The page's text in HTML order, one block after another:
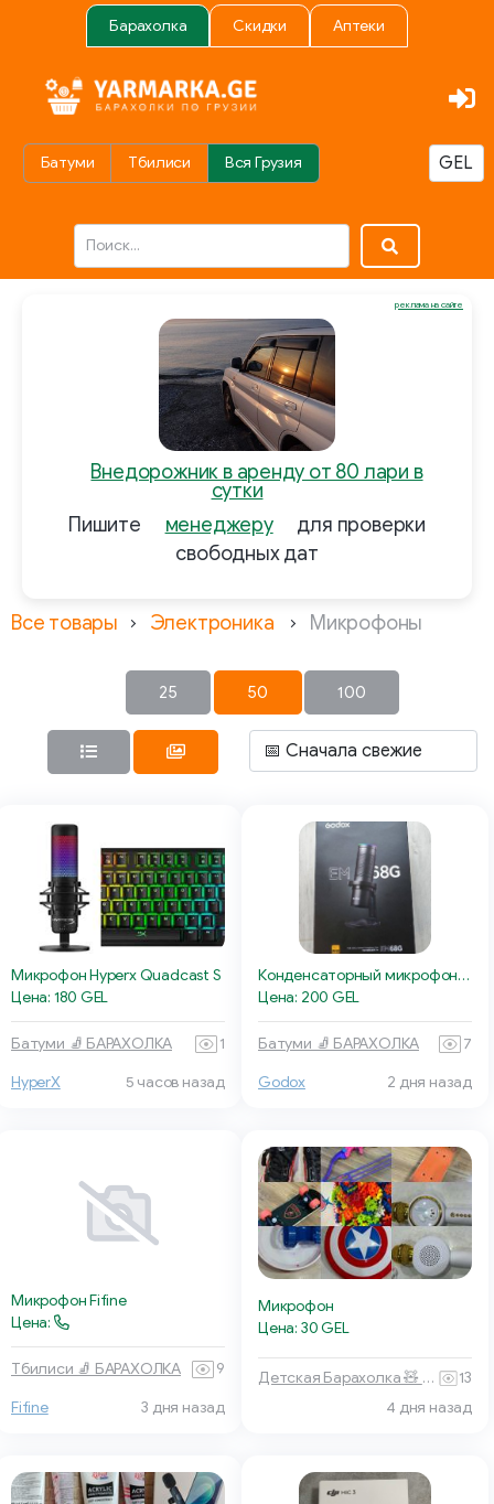
Барахолка Скидки Аптеки
Батуми Тбилиси Вся Грузия
Внедорожник в аренду от 80 лари в
сутки
Пишите
менеджеру
для проверки
свободных дат
реклама на сайте
Все товары Электроника Микрофоны
25 50 100
Микрофон Hyperx Quadcast S
Цена: 180 GEL
Батуми 🧦 БАРАХОЛКА 1
HyperX 5 часов назад
Конденсаторный микрофон Godox EM68g
Цена: 200 GEL
Батуми 🧦 БАРАХОЛКА 7
Godox 2 дня назад
Микрофон Fifine
Цена:
Тбилиси 🧦 БАРАХОЛКА 9
Fifine 3 дня назад
Микрофон
Цена: 30 GEL
Детская Барахолка 🧸 Батуми
13
4 дня назад